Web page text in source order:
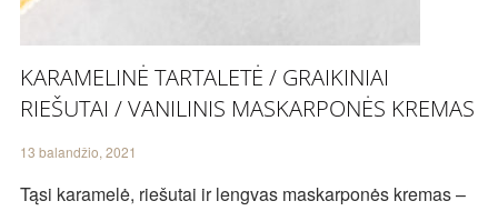
KARAMELINĖ TARTALETĖ / GRAIKINIAI
RIEŠUTAI / VANILINIS MASKARPONĖS KREMAS
13 balandžio, 2021
Tąsi karamelė, riešutai ir lengvas maskarponės kremas –